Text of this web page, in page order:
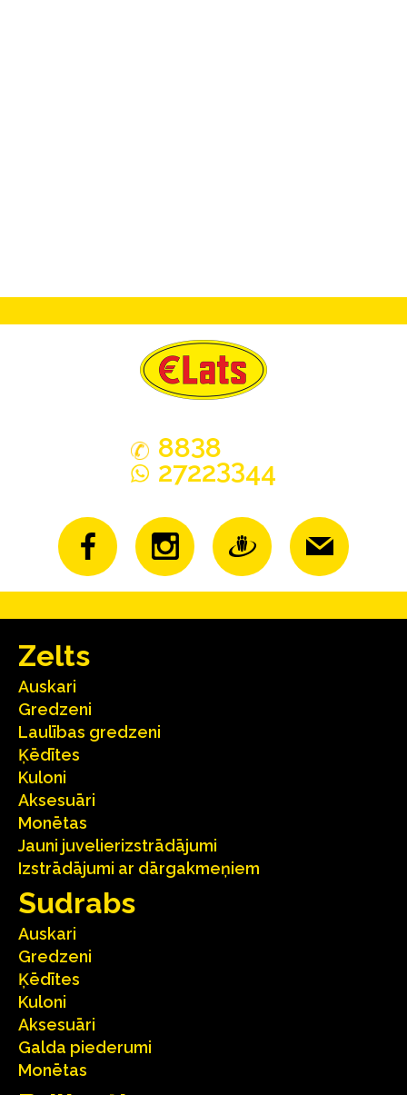
8838
27223344
Zelts
Auskari
Gredzeni
Laulības gredzeni
Ķēdītes
Kuloni
Aksesuāri
Monētas
Jauni juvelierizstrādājumi
Izstrādājumi ar dārgakmeņiem
Sudrabs
Auskari
Gredzeni
Ķēdītes
Kuloni
Aksesuāri
Galda piederumi
Monētas